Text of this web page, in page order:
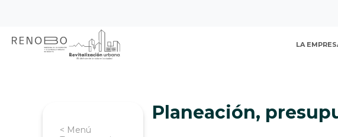
contenido
Sitio Web Empresa de LA
< Menú
Planeación,